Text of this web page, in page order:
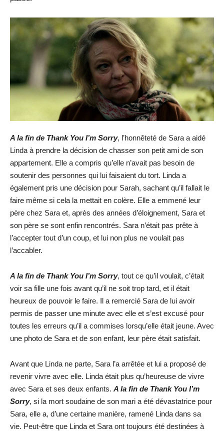
A la fin de Thank You I’m Sorry, l’honnêteté de Sara a aidé
Linda à prendre la décision de chasser son petit ami de son
appartement. Elle a compris qu’elle n’avait pas besoin de
soutenir des personnes qui lui faisaient du tort. Linda a
également pris une décision pour Sarah, sachant qu’il fallait le
faire même si cela la mettait en colère. Elle a emmené leur
père chez Sara et, après des années d’éloignement, Sara et
son père se sont enfin rencontrés. Sara n’était pas prête à
l’accepter tout d’un coup, et lui non plus ne voulait pas
l’accabler.
A la fin de Thank You I’m Sorry, tout ce qu’il voulait, c’était
voir sa fille une fois avant qu’il ne soit trop tard, et il était
heureux de pouvoir le faire. Il a remercié Sara de lui avoir
permis de passer une minute avec elle et s’est excusé pour
toutes les erreurs qu’il a commises lorsqu’elle était jeune. Avec
une photo de Sara et de son enfant, leur père était satisfait.
Avant que Linda ne parte, Sara l’a arrêtée et lui a proposé de
revenir vivre avec elle. Linda était plus qu’heureuse de vivre
avec Sara et ses deux enfants. A la fin de Thank You I’m
Sorry, si la mort soudaine de son mari a été dévastatrice pour
Sara, elle a, d’une certaine manière, ramené Linda dans sa
vie. Peut-être que Linda et Sara ont toujours été destinées à